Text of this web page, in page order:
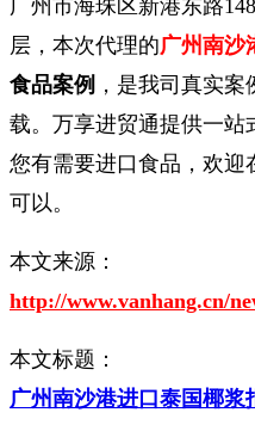
广州市海珠区新港东路
层，本次代理的广州南沙
食品案例 ，是我司真实
载。万享进贸通提供一站
您有需要进口食品，欢迎
可以。
本文来源：
http://www.vanhang.cn/
本文标题：
广州南沙港进口泰国椰浆